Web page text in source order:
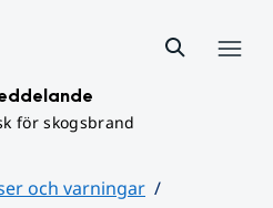
för skogsbrand
och varningar